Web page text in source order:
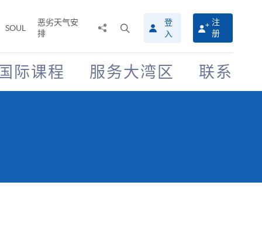
SOUL
恶劣天气安
排
搜
寻
介
面
登
入
注
册
际课程 服务大湾区 联系